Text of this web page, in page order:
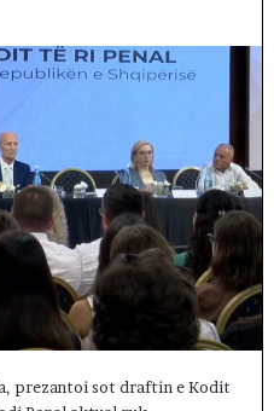
prezantoi sot draftin e Kodit